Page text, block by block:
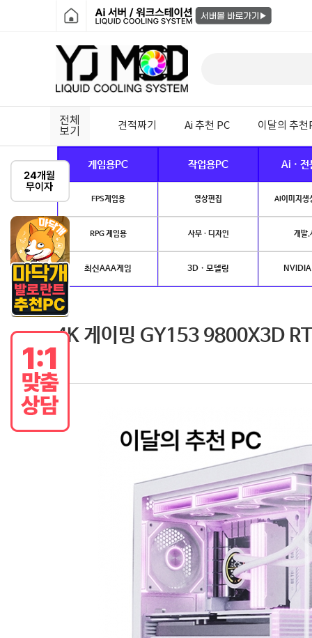
전체
보기
견적짜기 Ai 추천 PC 이달의 추천
게임용PC 작업용PC Ai · 전
FPS게임용 영상편집 AI이미지생
RPG 게임용 사무 · 디자인 개발.
최신AAA게임 3D · 모델링
4K 게이밍 GY153 9800X3D